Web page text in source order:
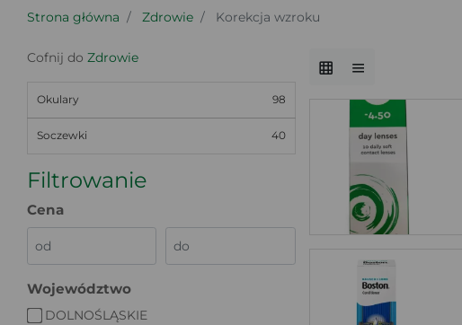
Strona główna
Zdrowie Korekcja wzroku
Cofnij do Zdrowie
Okulary 98
Soczewki 40
Filtrowanie
Cena
Województwo
DOLNOŚLĄSKIE